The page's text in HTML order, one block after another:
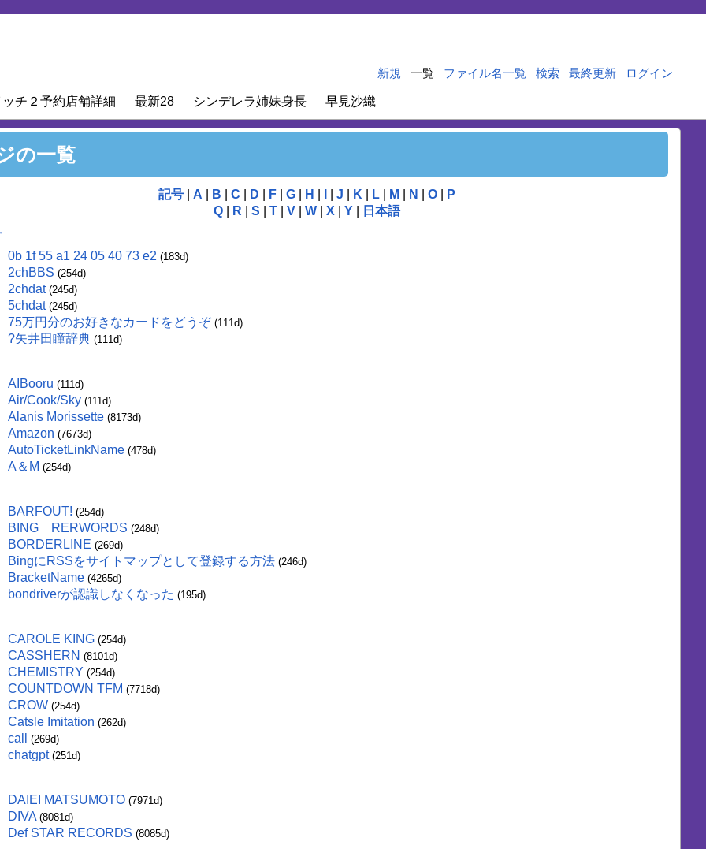
新規 一覧 ファイル名一覧 検索 最終更新 ログイン
チ２予約店舗詳細 最新28 シンデレラ姉妹身長 早見沙織
の一覧
記号| A B C D F| G| H J K L| M N O|
P
Q| R S T| V| W| X Y|
日本語
0b 1f 55 a1 24 05 40 73 e2 (183d)
2chBBS (254d)
2chdat (245d)
5chdat (245d)
75万円分のお好きなカードをどうぞ (111d)
?矢井田瞳辞典 (111d)
AIBooru (111d)
Air/Cook/Sky (111d)
Alanis Morissette (8173d)
Amazon (7673d)
AutoTicketLinkName (478d)
A＆M (254d)
BARFOUT! (254d)
BING RERWORDS (248d)
BORDERLINE (269d)
BingにRSSをサイトマップとして登録する方法 (246d)
BracketName (4265d)
bondriverが認識しなくなった (195d)
CAROLE KING (254d)
CASSHERN (8101d)
CHEMISTRY (254d)
COUNTDOWN TFM (7718d)
CROW (254d)
Catsle Imitation (262d)
call (269d)
chatgpt (251d)
DAIEI MATSUMOTO (7971d)
DIVA (8081d)
Def STAR RECORDS (8085d)